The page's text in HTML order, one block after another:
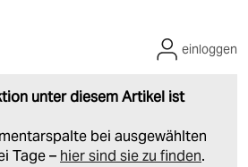
unter diesem Artikel ist
bei ausgewählten
Tage – hier sind sie zu finden.
einloggen